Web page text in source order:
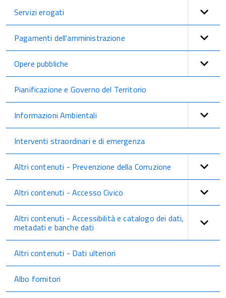
Servizi erogati
Pagamenti dell'amministrazione
Opere pubbliche
Pianificazione e Governo del Territorio
Informazioni Ambientali
Interventi straordinari e di emergenza
Altri contenuti - Prevenzione della Corruzione
Altri contenuti - Accesso Civico
Altri contenuti - Accessibilità e catalogo dei dati,
metadati e banche dati
Altri contenuti - Dati ulteriori
Albo fornitori